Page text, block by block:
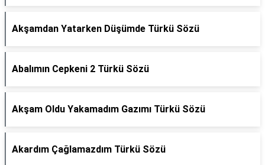
Akşamdan Yatarken Düşümde Türkü Sözü
Abalımın Cepkeni 2 Türkü Sözü
Akşam Oldu Yakamadım Gazımı Türkü Sözü
Akardım Çağlamazdım Türkü Sözü